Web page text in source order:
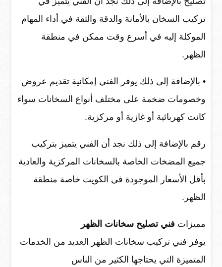
تركيب السخان بالأمانة والدقة والثقة في أداء المهام
الموكلة إليه في أسرع وقت ممكن في منطقة
الظهر.
• بالإضافة إلى ذلك يوفر الفني إمكانية تقديم عروض
وخصومات ضخمة على مختلف أنواع السخانات سواء
كانت كهربائية أو غازية أو مركزية.
رقم بالإضافة إلى ذلك نجد أن الفني يتميز بتركيب
جميع المضخات الخاصة بالسخانات المركزية والعادية
بأقل الأسعار الموجودة في الكويت خاصة منطقة
الظهر.
مميزات فني تصليح سخانات الظهر
يوفر فني تركيب سخانات الظهر العديد من الخدمات
المتميزة التي يحتاجها الكثير من الناس